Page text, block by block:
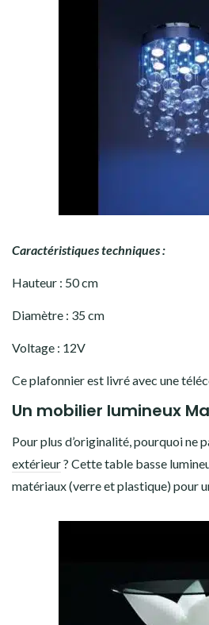
Caractéristiques techniques :
Hauteur : 50 cm
Diamètre : 35 cm
Voltage : 12V
Ce plafonnier est livré avec une
Un mobilier lumineux
Pour plus d’originalité, pourquoi ne
extérieur? Cette table basse
matériaux (verre et plastique) pour